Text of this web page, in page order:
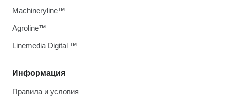
Информация
Правила и условия
Machineryline™
Agroline™
Linemedia Digital ™